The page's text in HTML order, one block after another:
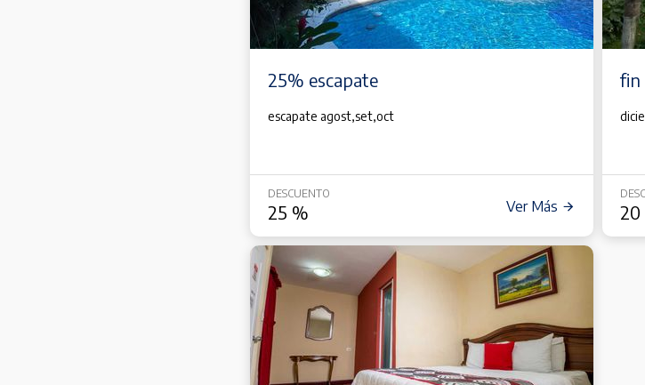
25% escapate
escapate agost,set,oct
DESCUENTO
25 % Ver Más
fin
20